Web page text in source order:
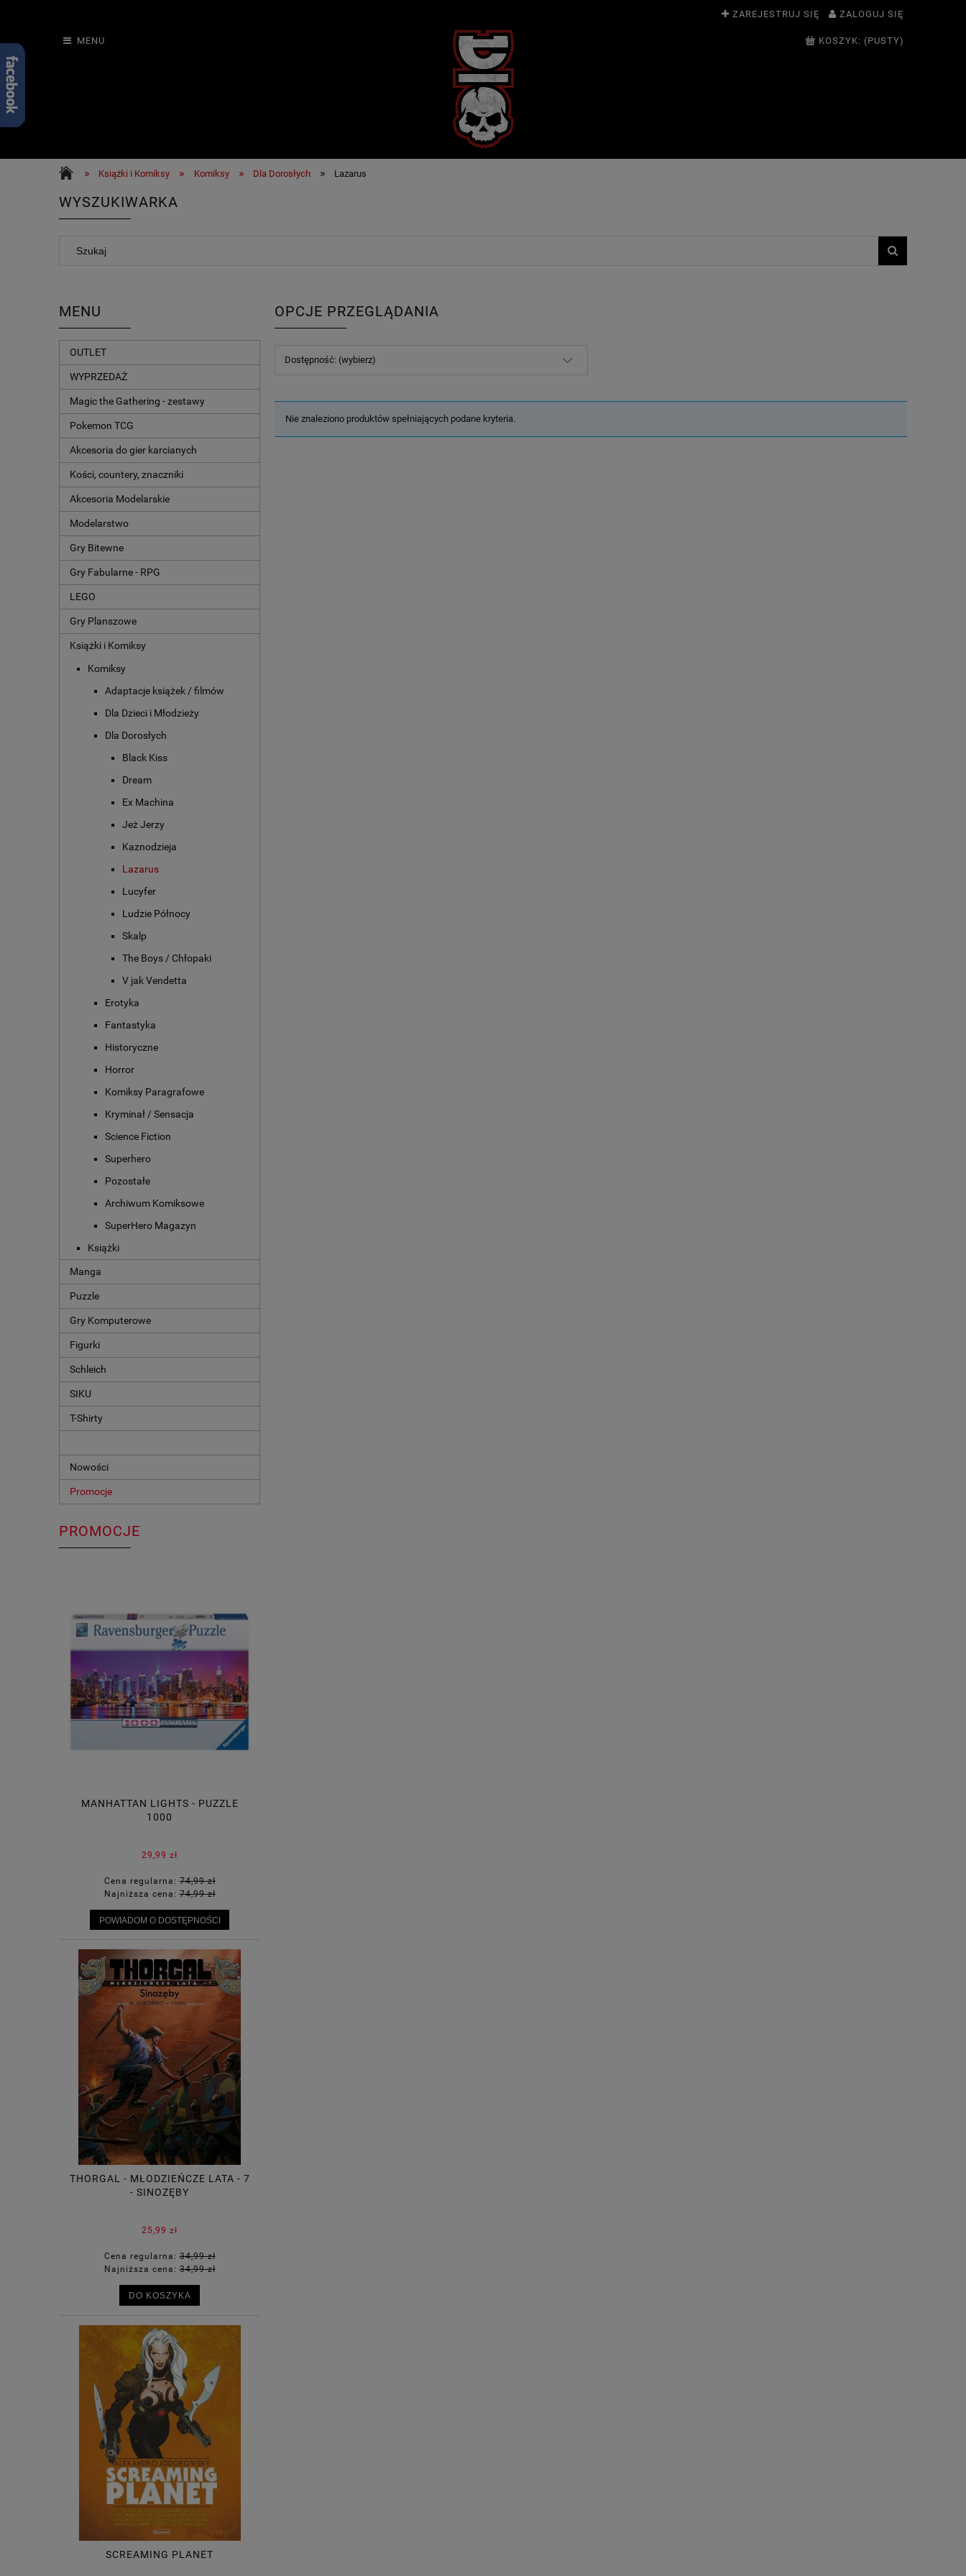
ZAREJESTRUJ SIĘ ZALOGUJ SIĘ
MENU KOSZYK: (PUSTY)
» Książki i Komiksy » Komiksy » Dla Dorosłych » Lazarus
WYSZUKIWARKA
MENU
OUTLET
WYPRZEDAŻ
Magic the Gathering - zestawy
Pokemon TCG
Akcesoria do gier karcianych
Kości, countery, znaczniki
Akcesoria Modelarskie
Modelarstwo
Gry Bitewne
Gry Fabularne - RPG
LEGO
Gry Planszowe
Książki i Komiksy
Komiksy
Adaptacje książek / filmów
Dla Dzieci i Młodzieży
Dla Dorosłych
Black Kiss
Dream
Ex Machina
Jeż Jerzy
Kaznodzieja
Lazarus
Lucyfer
Ludzie Północy
Skalp
The Boys / Chłopaki
V jak Vendetta
Erotyka
Fantastyka
Historyczne
Horror
Komiksy Paragrafowe
Kryminał / Sensacja
Science Fiction
Superhero
Pozostałe
Archiwum Komiksowe
SuperHero Magazyn
Książki
Manga
Puzzle
Gry Komputerowe
Figurki
Schleich
SIKU
T-Shirty
Nowości
Promocje
PROMOCJE
MANHATTAN LIGHTS - PUZZLE
1000
29,99 zł
Cena regularna:74,99 zł
Najniższa cena:74,99 zł
POWIADOM O DOSTĘPNOŚCI
THORGAL - MŁODZIEŃCZE LATA - 7
- SINOZĘBY
25,99 zł
Cena regularna:34,99 zł
Najniższa cena:34,99 zł
DO KOSZYKA
SCREAMING PLANET
OPCJE PRZEGLĄDANIA
Dostępność: (wybierz)
Nie znaleziono produktów spełniających podane kryteria.